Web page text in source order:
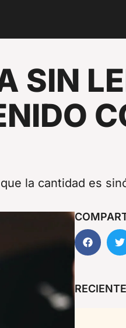
SIN
la cantidad es